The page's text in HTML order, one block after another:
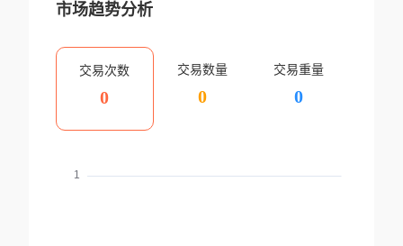
市场趋势分析
交易次数
0
交易数量
0
交易重量
0